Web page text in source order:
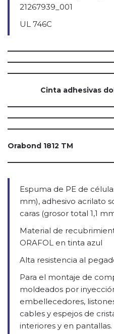
21267939_001
UL 746C
Cinta adhesivas
Orabond 1812 TM
Espuma de PE de
mm), adhesivo acrilato
caras (grosor total 1,1
Material de
ORAFOL en tinta azul
Alta resistencia al
Para el montaje de
moldeados por
embellecedores,
cables y espejos de
interiores y en pantallas.